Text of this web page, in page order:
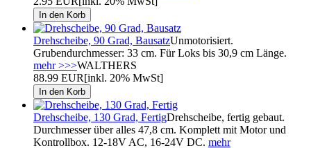
Drehscheibe, 90 Grad, BausatzUnmotorisiert.
Grubendurchmesser: 33 cm. Für Loks bis 30,9 cm Länge.
mehr >>>WALTHERS
88.99 EUR[inkl. 20% MwSt]
Drehscheibe, 130 Grad, FertigDrehscheibe, fertig gebaut.
Durchmesser über alles 47,8 cm. Komplett mit Motor und
Kontrollbox. 12-18V AC, 16-24V DC. mehr